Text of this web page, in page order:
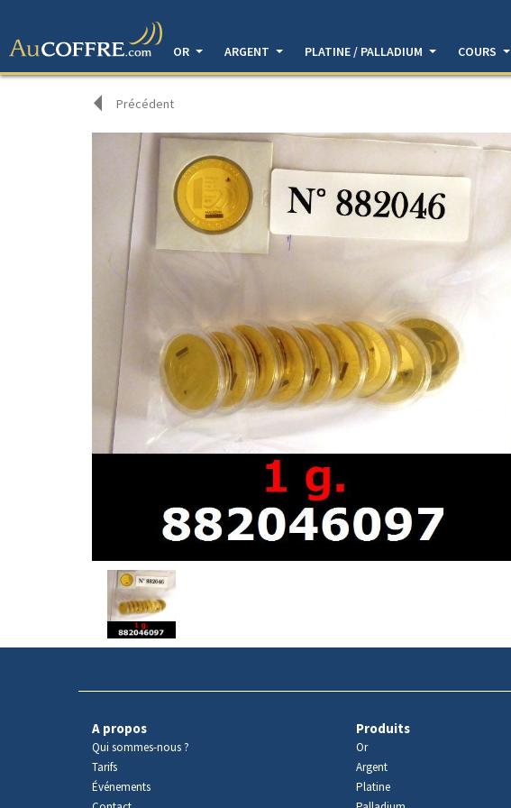
OR
ARGENT PLATINE / PALLADIUM COURS
Précédent
Avers
produit
A propos
Qui sommes-nous ?
Tarifs
Événements
Produits
Or
Argent
Platine